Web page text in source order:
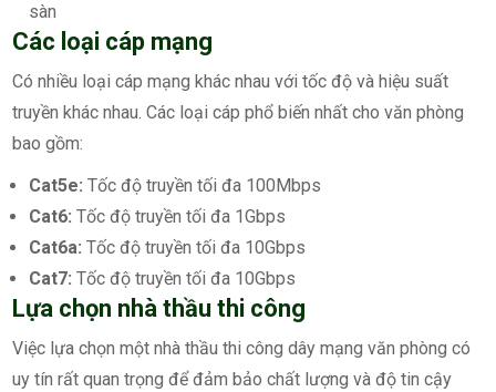
sàn
Các loại cáp mạng
Có nhiều loại cáp mạng khác nhau với tốc độ và hiệu suất
truyền khác nhau. Các loại cáp phổ biến nhất cho văn phòng
bao gồm:
Cat5e: Tốc độ truyền tối đa 100Mbps
Cat6: Tốc độ truyền tối đa 1Gbps
Cat6a: Tốc độ truyền tối đa 10Gbps
Cat7: Tốc độ truyền tối đa 10Gbps
Lựa chọn nhà thầu thi công
Việc lựa chọn một nhà thầu thi công dây mạng văn phòng có
uy tín rất quan trọng để đảm bảo chất lượng và độ tin cậy